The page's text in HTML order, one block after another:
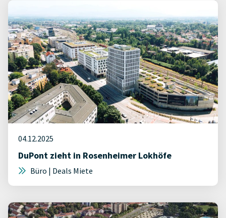
04.12.2025
DuPont zieht in Rosenheimer Lokhöfe
Büro | Deals Miete